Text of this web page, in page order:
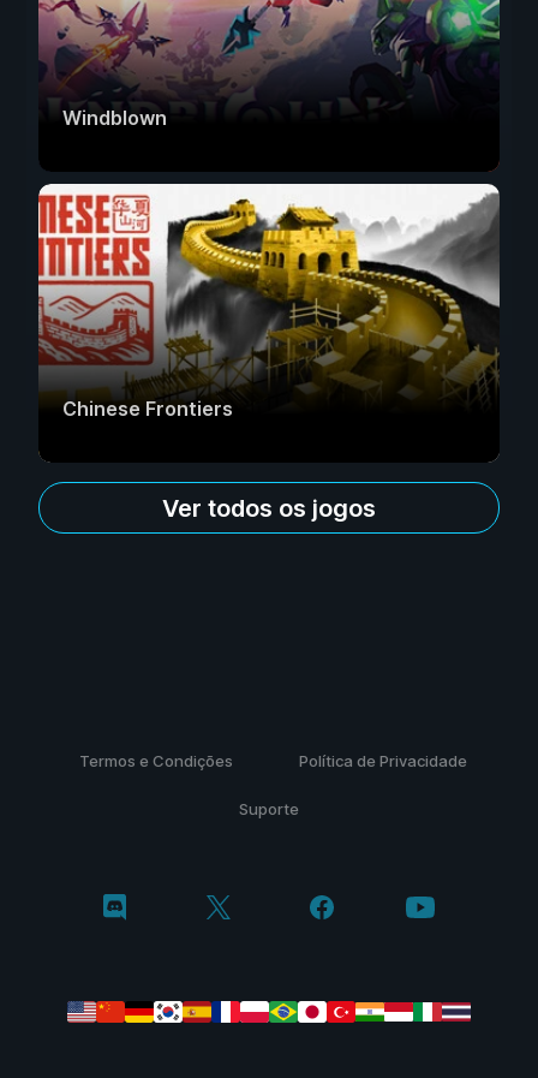
Windblown
Chinese Frontiers
Ver todos os jogos
Termos e Condições Política de Privacidade
Suporte